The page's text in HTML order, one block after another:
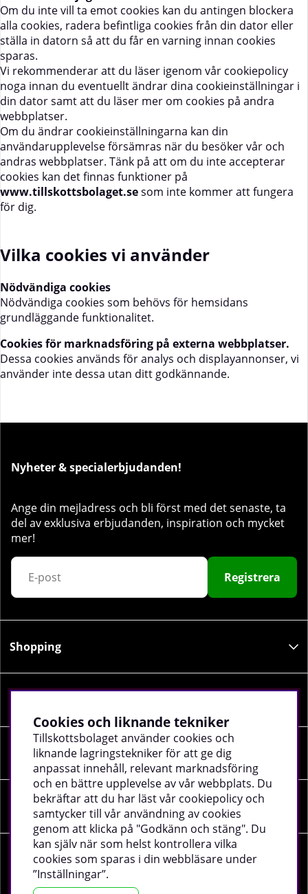
Om du inte vill ta emot cookies kan du antingen blockera
alla cookies, radera befintliga cookies från din dator eller
ställa in datorn så att du får en varning innan cookies
sparas.
Vi rekommenderar att du läser igenom vår cookiepolicy
noga innan du eventuellt ändrar dina cookieinställningar i
din dator samt att du läser mer om cookies på andra
webbplatser.
Om du ändrar cookieinställningarna kan din
användarupplevelse försämras när du besöker vår och
andras webbplatser. Tänk på att om du inte accepterar
cookies kan det finnas funktioner på
www.tillskottsbolaget.sesom inte kommer att fungera
för dig.
Vilka cookies vi använder
Nödvändiga cookies
Nödvändiga cookies som behövs för hemsidans
grundläggande funktionalitet.
Cookies för marknadsföring på externa webbplatser.
Dessa cookies används för analys och displayannonser, vi
använder inte dessa utan ditt godkännande.
Nyheter & specialerbjudanden!
Ange din mejladress och bli först med det senaste, ta
del av exklusiva erbjudanden, inspiration och mycket
mer!
Registrera
Shopping
Sociala medier
Företagsuppgifter
Cookies och liknande tekniker
Tillskottsbolaget använder cookies och
liknande lagringstekniker för att ge dig
anpassat innehåll, relevant marknadsföring
och en bättre upplevelse av vår webbplats. Du
bekräftar att du har läst vår cookiepolicy och
samtycker till vår användning av cookies
genom att klicka på "Godkänn och stäng". Du
kan själv när som helst kontrollera vilka
cookies som sparas i din webbläsare under
”Inställningar”.